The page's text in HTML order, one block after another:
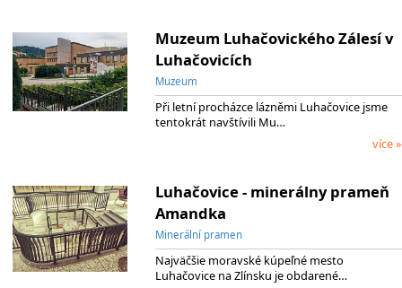
Muzeum Luhačovického Zálesí v
Luhačovicích
Muzeum
Při letní procházce lázněmi Luhačovice jsme
tentokrát navštívili Mu…
více »
Luhačovice - minerálny prameň
Amandka
Minerální pramen
Najväčšie moravské kúpeľné mesto
Luhačovice na Zlínsku je obdarené…